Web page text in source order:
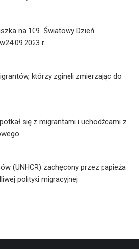
na 109. Światowy Dzień
r.
którzy zginęli zmierzając do
się z migrantami i uchodźcami z
(UNHCR) zachęcony przez papieża
polityki migracyjnej